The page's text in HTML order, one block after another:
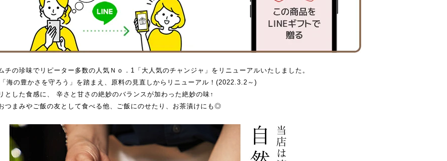
チの珍味でリピーター多数の人気Ｎｏ．1「大人気のチャンジャ」をリニューアルいたしました。
海の豊かさを守ろう」を踏まえ、原料の見直しからリニューアル！(2022.3.2～)
とした食感に、 辛さと甘さの絶妙のバランスが加わった絶妙の味↑
つまみやご飯の友として食べる他、ご飯にのせたり、お茶漬けにも◎